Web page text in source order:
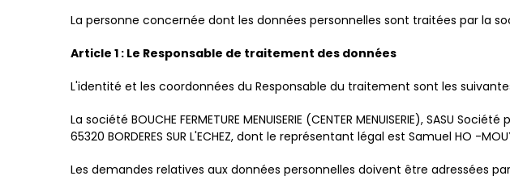
La personne concernée dont les données personnelles sont traitées par la
Article 1 : Le Responsable de traitement des données
L'identité et les coordonnées du Responsable du traitement sont les
La société BOUCHE FERMETURE MENUISERIE (CENTER MENUISERIE), SASU
65320 BORDERES SUR L'ECHEZ, dont le représentant légal est Samuel HO -
Les demandes relatives aux données personnelles doivent être adressées